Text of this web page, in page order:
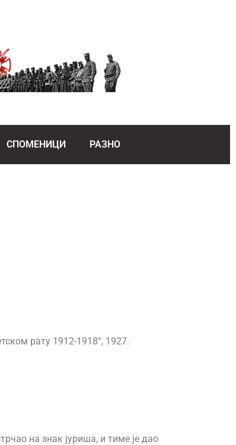
СПОМЕНИЦИ РАЗНО
рату 1912-1918“, 1927.
на знак јуриша, и тиме је дао